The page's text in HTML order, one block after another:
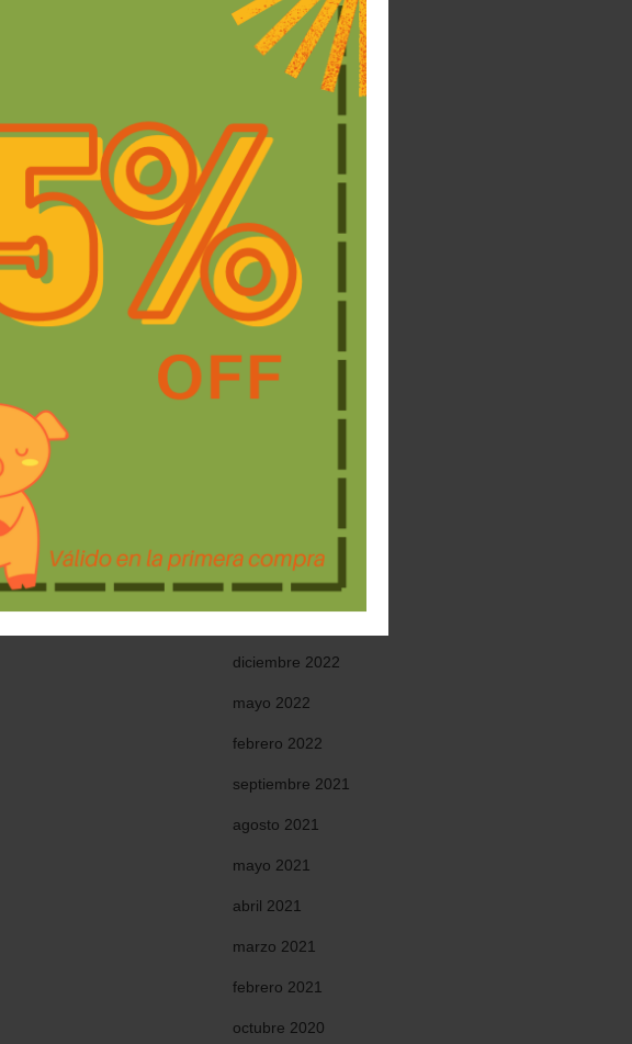
marzo 2025
febrero 2025
noviembre 2024
octubre 2024
septiembre 2024
julio 2024
junio 2024
abril 2024
febrero 2024
noviembre 2023
julio 2023
diciembre 2022
mayo 2022
febrero 2022
septiembre 2021
agosto 2021
mayo 2021
abril 2021
marzo 2021
febrero 2021
octubre 2020